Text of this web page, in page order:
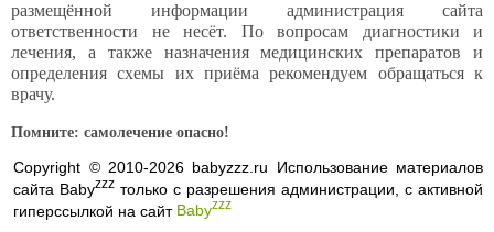
размещённой информации администрация сайта
ответственности не несёт. По вопросам диагностики и
лечения, а также назначения медицинских препаратов и
определения схемы их приёма рекомендуем обращаться к
врачу.
Помните: самолечение опасно!
Copyright © 2010-2026 babyzzz.ru Использование материалов
сайта Babyzzz только с разрешения администрации, с активной
гиперссылкой на сайт Babyzzz